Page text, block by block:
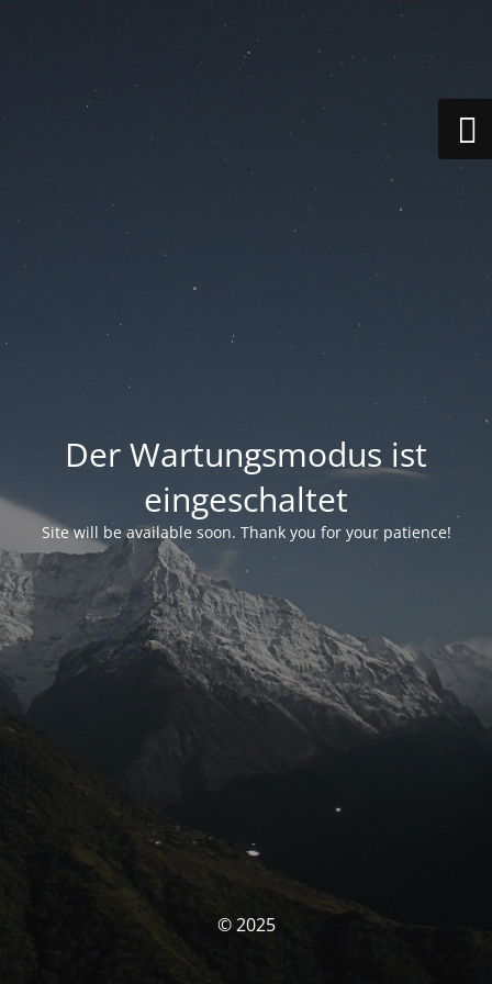
Der Wartungsmodus ist
eingeschaltet
Site will be available soon. Thank you for your patience!
© 2025